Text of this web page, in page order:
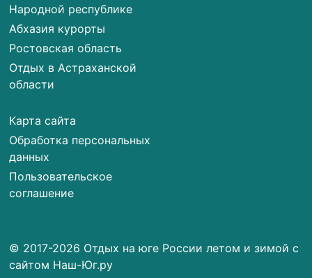
Народной республике
Абхазия курорты
Ростовская область
Отдых в Астраханской
области
Карта сайта
Обработка персональных
данных
Пользовательское
соглашение
© 2017-2026 Отдых на юге России летом и зимой с
сайтом Наш-Юг.ру